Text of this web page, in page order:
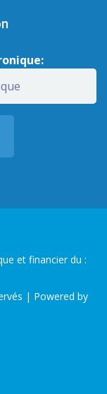
et financier du :
| Powered by